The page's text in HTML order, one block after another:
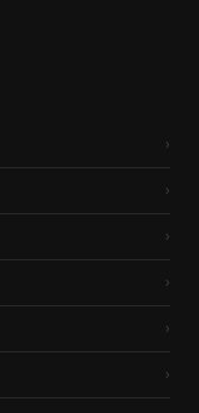
›
›
›
›
›
›